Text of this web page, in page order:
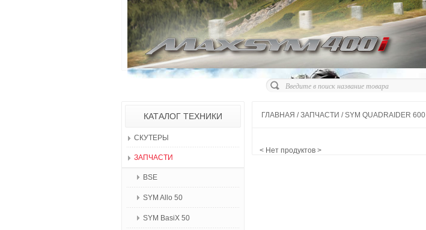
КАТАЛОГ ТЕХНИКИ
СКУТЕРЫ
ЗАПЧАСТИ
BSE
SYM Allo 50
SYM BasiX 50
ГЛАВНАЯ / ЗАПЧАСТИ / SYM QUADRAIDER 600
< Нет продуктов >